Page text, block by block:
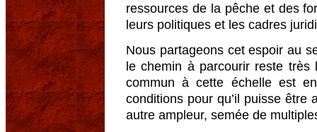
ressources de la pêche et des
leurs politiques et les cadres
Nous partageons cet espoir au
le chemin à parcourir reste
commun à cette échelle est
conditions pour qu’il puisse être
autre ampleur, semée de